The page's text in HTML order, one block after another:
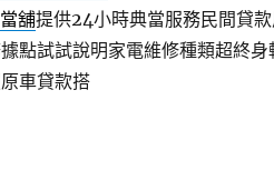
舖提供24小時典當服務民間貸
點試試說明家電維修種類超終
車貸款搭